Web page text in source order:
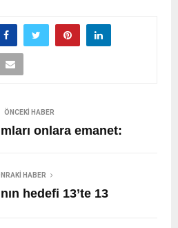
ÖNCEKI HABER
onlara emanet:
HABER
hedefi 13’te 13